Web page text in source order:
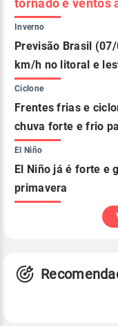
tornado e ventos
Inverno
Previsão Brasil
km/h no litoral e
Ciclone
Frentes frias e
chuva forte e frio
El Niño
El Niño já é forte e
primavera